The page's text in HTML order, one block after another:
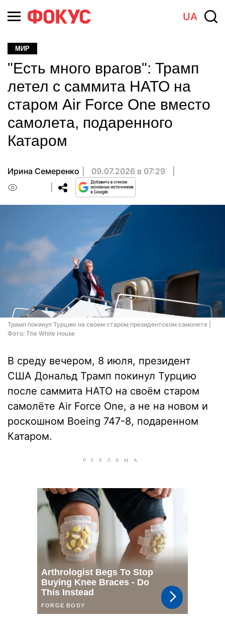
UA
МИР
"Есть много врагов": Трамп
летел с саммита НАТО на
старом Air Force One вместо
самолета, подаренного
Катаром
Ирина Семеренко
09.07.2026 в 07:29
Трамп покинул Турцию на своем старом президентском самолете |
Фото: The White House
В среду вечером, 8 июля, президент
США Дональд Трамп покинул Турцию
после саммита НАТО на своём старом
самолёте Air Force One, а не на новом и
роскошном Boeing 747-8, подаренном
Катаром.